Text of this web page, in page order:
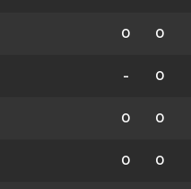
0 0
- 0
0 0
0 0